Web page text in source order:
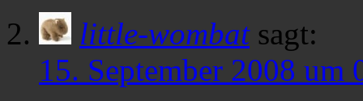
little-wombat sagt:
15. September 2008 um